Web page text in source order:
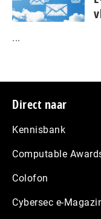
...
Footer
Direct naar
Kennisbank
Computable
Colofon
Cybersec e-